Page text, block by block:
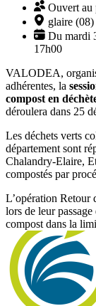
Ouvert au
glaire (08)
Du mardi
17h00
VALODEA,
adhérentes, la
compost en
déroulera dans 25
Les déchets verts
département sont
Chalandry-Elaire,
compostés par
L’opération Retour
lors de leur
compost dans la